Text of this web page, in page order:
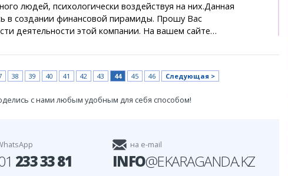
людей, психологически воздействуя на них.Данная
в создании финансовой пирамиды. Прошу Вас
деятельности этой компании. На вашем сайте…
38 39 40 41 42 43 44 45 46 Следующая >
с нами любым удобным для себя способом!
233 33 81
на e-mail
INFO@EKARAGANDA.KZ